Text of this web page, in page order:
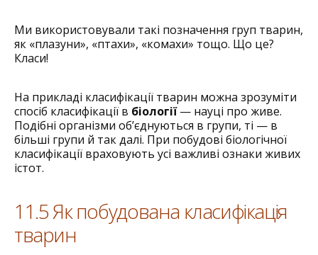
Ми використовували такі позначення груп тварин,
як «плазуни», «птахи», «комахи» тощо. Що це?
Класи!
На прикладі класифікації тварин можна зрозуміти
спосіб класифікації в біології— науці про живе.
Подібні організми об’єднуються в групи, ті — в
більші групи й так далі. При побудові біологічної
класифікації враховують усі важливі ознаки живих
істот.
11.5 Як побудована класифікація
тварин